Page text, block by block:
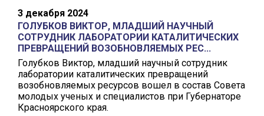
3 декабря 2024
ГОЛУБКОВ ВИКТОР, МЛАДШИЙ НАУЧНЫЙ
СОТРУДНИК ЛАБОРАТОРИИ КАТАЛИТИЧЕСКИХ
ПРЕВРАЩЕНИЙ ВОЗОБНОВЛЯЕМЫХ РЕС...
Голубков Виктор, младший научный сотрудник
лаборатории каталитических превращений
возобновляемых ресурсов вошел в состав Совета
молодых ученых и специалистов при Губернаторе
Красноярского края.